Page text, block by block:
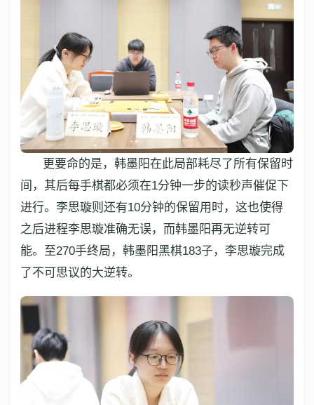
更要命的是，韩墨阳在此局部耗尽了所有保留时
间，其后每手棋都必须在1分钟一步的读秒声催促下
进行。李思璇则还有10分钟的保留用时，这也使得
之后进程李思璇准确无误，而韩墨阳再无逆转可
能。至270手终局，韩墨阳黑棋183子，李思璇完成
了不可思议的大逆转。